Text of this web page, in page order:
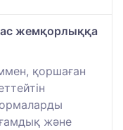
жемқорлыққа
қоршаған
және